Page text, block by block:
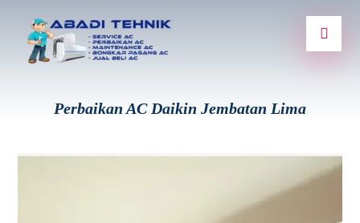
Perbaikan AC Daikin Jembatan Lima